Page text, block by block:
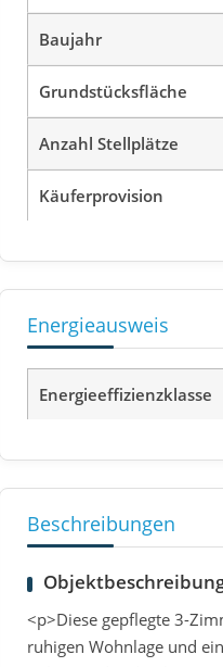
Baujahr
Grundstücksfläche
Anzahl Stellplätze
Käuferprovision
Energieausweis
Energieeffizienzklasse
Beschreibungen
<p>Diese gepflegte 3-
ruhigen Wohnlage und